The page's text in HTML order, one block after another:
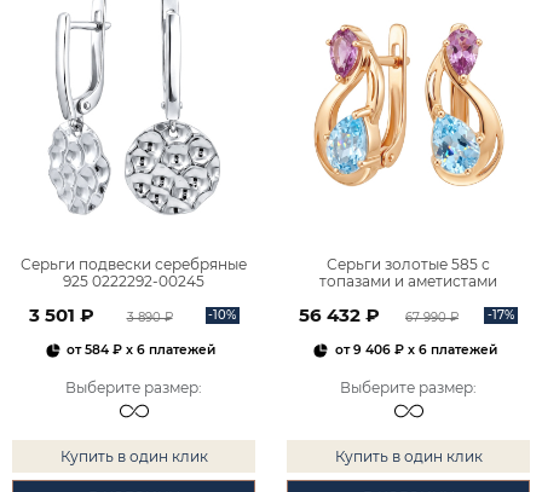
Серьги подвески серебряные
925 0222292-00245
3 501 ₽ 3 890 ₽ -10%
от584 ₽ x 6 платежей
Выберите размер:
Купить в один клик
Серьги золотые 585 с
топазами и аметистами
56 432 ₽ 67 990 ₽ -17%
от9 406 ₽x 6 платежей
Выберите размер:
Купить в один клик